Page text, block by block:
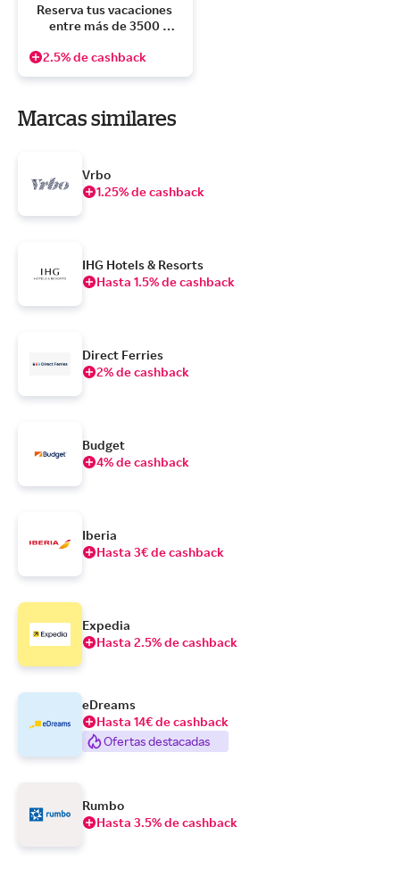
Reserva tus vacaciones
entre más de 3500
2.5% de cashback
Marcas similares
Vrbo
1.25% de cashback
IHG Hotels & Resorts
Hasta 1.5% de cashback
Direct Ferries
2% de cashback
Budget
4% de cashback
Iberia
Hasta 3€ de cashback
Expedia
Hasta 2.5% de cashback
eDreams
Hasta 14€ de cashback
Ofertas destacadas
Rumbo
Hasta 3.5% de cashback